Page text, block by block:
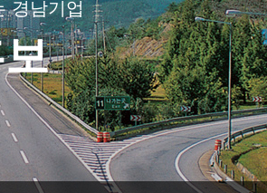
TV광고
료 사이트 측정결과
경남기업 주요사업실적
바로가기
경남기업